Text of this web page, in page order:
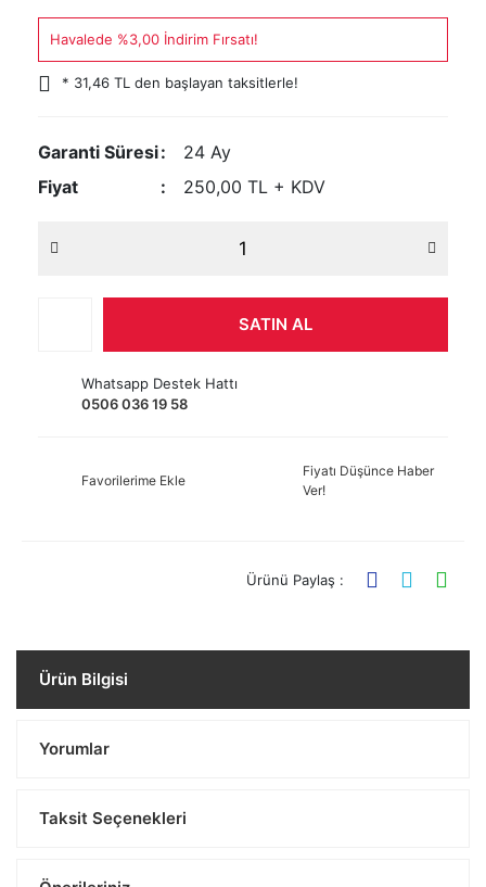
Havalede %3,00 İndirim Fırsatı!
* 31,46 TL den başlayan taksitlerle!
Garanti Süresi
24 Ay
Fiyat
250,00 TL + KDV
SATIN AL
Whatsapp Destek Hattı
0506 036 19 58
Favorilerime Ekle
Fiyatı Düşünce Haber
Ver!
Ürünü Paylaş :
Ürün Bilgisi
Yorumlar
Taksit Seçenekleri